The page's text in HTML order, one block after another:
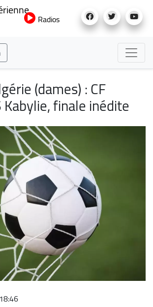
au
Radios
(dames) : CF
Kabylie, finale inédite